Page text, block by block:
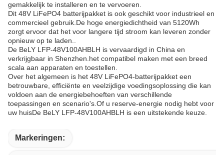
gemakkelijk te installeren en te vervoeren.
Dit 48V LiFePO4 batterijpakket is ook geschikt voor industrieel en
commercieel gebruik.De hoge energiedichtheid van 5120Wh
zorgt ervoor dat het voor langere tijd stroom kan leveren zonder
opnieuw op te laden..
De BeLY LFP-48V100AHBLH is vervaardigd in China en
verkrijgbaar in Shenzhen.het compatibel maken met een breed
scala aan apparaten en toestellen.
Over het algemeen is het 48V LiFePO4-batterijpakket een
betrouwbare, efficiënte en veelzijdige voedingsoplossing die kan
voldoen aan de energiebehoeften van verschillende
toepassingen en scenario's.Of u reserve-energie nodig hebt voor
uw huisDe BeLY LFP-48V100AHBLH is een uitstekende keuze.
Markeringen: